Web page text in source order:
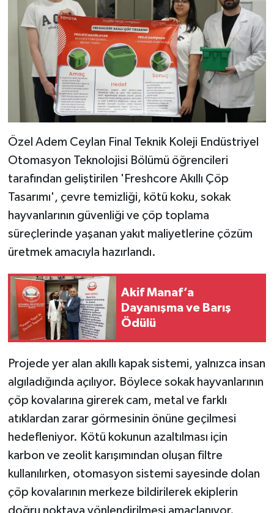
Özel Adem Ceylan Final Teknik Koleji Endüstriyel
Otomasyon Teknolojisi Bölümü öğrencileri
tarafından geliştirilen 'Freshcore Akıllı Çöp
Tasarımı', çevre temizliği, kötü koku, sokak
hayvanlarının güvenliği ve çöp toplama
süreçlerinde yaşanan yakıt maliyetlerine çözüm
üretmek amacıyla hazırlandı.
Akif Manaf’a
Dayanışma ve Barış
Ödülü
Projede yer alan akıllı kapak sistemi, yalnızca insan
algıladığında açılıyor. Böylece sokak hayvanlarının
çöp kovalarına girerek cam, metal ve farklı
atıklardan zarar görmesinin önüne geçilmesi
hedefleniyor. Kötü kokunun azaltılması için
karbon ve zeolit karışımından oluşan filtre
kullanılırken, otomasyon sistemi sayesinde dolan
çöp kovalarının merkeze bildirilerek ekiplerin